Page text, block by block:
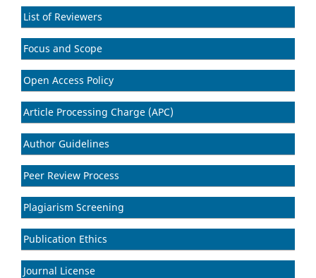
List of Reviewers
Focus and Scope
Open Access Policy
Article Processing Charge (APC)
Author Guidelines
Peer Review Process
Plagiarism Screening
Publication Ethics
Journal License